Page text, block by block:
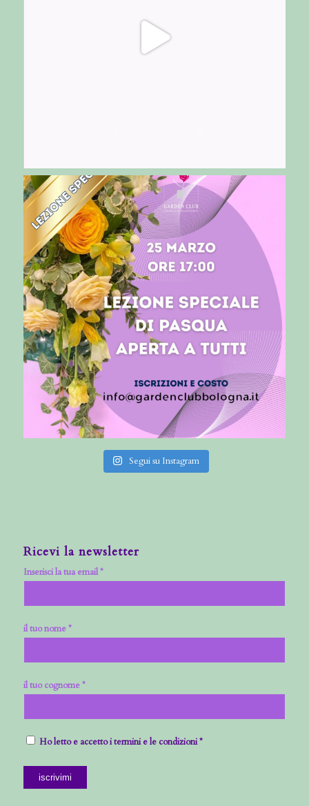
Segui su Instagram
Ricevi la newsletter
Inserisci la tua email *
il tuo nome *
il tuo cognome *
Ho letto e accetto i termini e le condizioni *